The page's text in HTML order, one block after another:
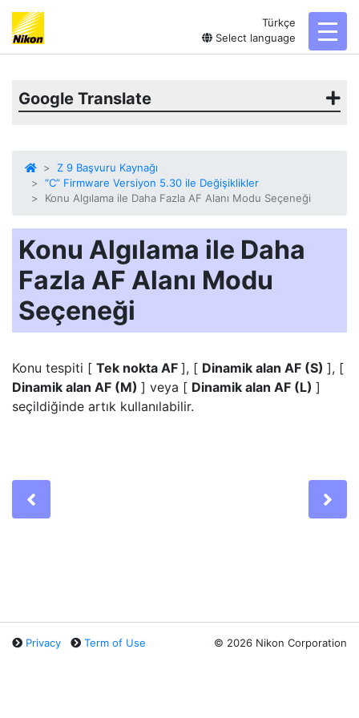
Türkçe
Select language
Google Translate
Z 9 Başvuru Kaynağı
“C” Firmware Versiyon 5.30 ile Değişiklikler
Konu Algılama ile Daha Fazla AF Alanı Modu Seçeneği
Konu Algılama ile Daha
Fazla AF Alanı Modu
Seçeneği
Konu tespiti [ Tek nokta AF ], [ Dinamik alan AF (S) ], [
Dinamik alan AF (M) ] veya [ Dinamik alan AF (L) ]
seçildiğinde artık kullanılabilir.
Privacy Term of Use © 2026 Nikon Corporation